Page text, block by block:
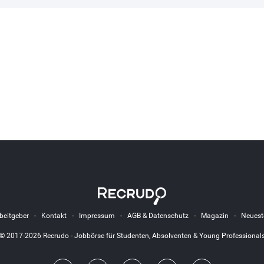
- Kontakt- Impressum - AGB & Datenschutz- Magazin -
© 2017-2026 Recrudo - Jobbörse für Studenten, Absolventen & Young